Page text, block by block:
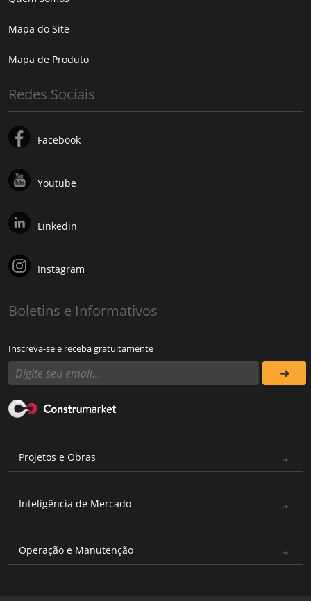
Mapa do Site
Mapa de Produto
Redes Sociais
Facebook
Youtube
Linkedin
Instagram
Boletins e Informativos
Inscreva-se e receba gratuitamente
Projetos e Obras
Inteligência de Mercado
Operação e Manutenção